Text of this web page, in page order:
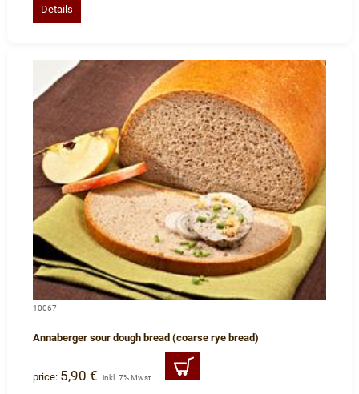
Details
10067
Annaberger sour dough bread (coarse rye bread)
price: 5,90 € inkl. 7% Mwst